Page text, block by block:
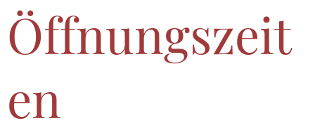
Öffnungszeit
en